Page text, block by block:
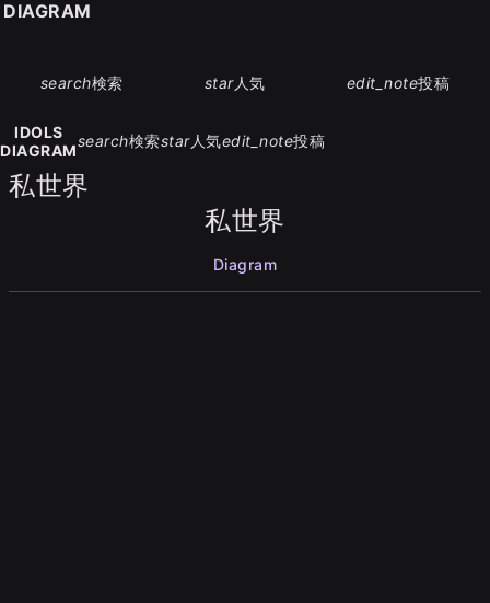
search検索 star人気 edit_note投稿
IDOLS
DIAGRAM
search検索star人気edit_note投稿
私世界
私世界
Diagram